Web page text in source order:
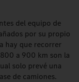
del equipo de
por su propio
hay que recorrer
a 900 km son la
solo prevé una
de camiones.